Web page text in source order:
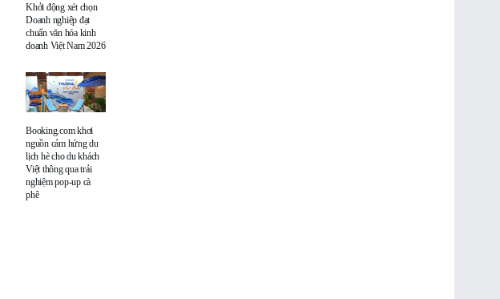
Khởi động xét chọn
Doanh nghiệp đạt
chuẩn văn hóa kinh
doanh Việt Nam 2026
Booking.com khơi
nguồn cảm hứng du
lịch hè cho du khách
Việt thông qua trải
nghiệm pop-up cà
phê